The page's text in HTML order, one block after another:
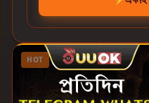
HOT